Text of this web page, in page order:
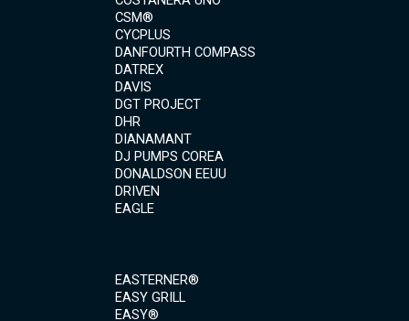
CSM®
CYCPLUS
DANFOURTH COMPASS
DATREX
DAVIS
DGT PROJECT
DHR
DIANAMANT
DJ PUMPS COREA
DONALDSON EEUU
DRIVEN
EAGLE
EASTERNER®
EASY GRILL
EASY®